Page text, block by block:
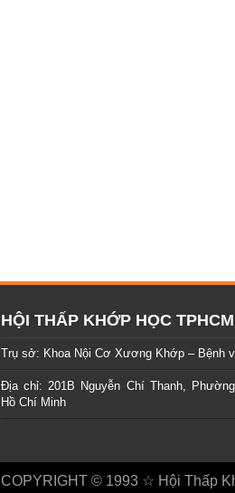
HỘI THẤP KHỚP HỌC TPHCM
Trụ sở: Khoa Nội Cơ Xương Khớp – Bệnh
Địa chỉ: 201B Nguyễn Chí Thanh,
Hồ Chí Minh
COPYRIGHT © 1993 ☆ Hội Thấp